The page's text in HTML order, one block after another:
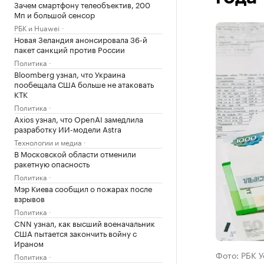
Зачем смартфону телеобъектив, 200
Мп и большой сенсор
РБК и Huawei
Новая Зеландия анонсировала 36-й
пакет санкций против России
Политика
Bloomberg узнал, что Украина
пообещала США больше не атаковать
КТК
Политика
Axios узнал, что OpenAI замедлила
разработку ИИ-модели Astra
Технологии и медиа
В Московской области отменили
ракетную опасность
Политика
Мэр Киева сообщил о пожарах после
взрывов
Политика
CNN узнал, как высший военачальник
США пытается закончить войну с
Ираном
Политика Фото: РБК